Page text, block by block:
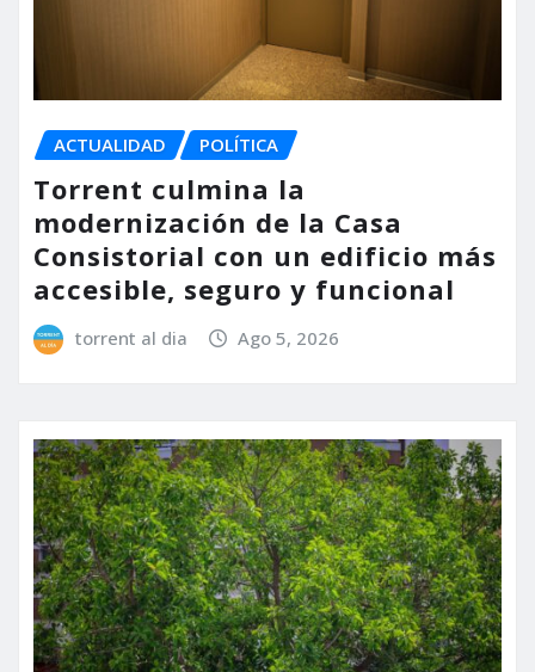
ACTUALIDAD POLÍTICA
Torrent culmina la
modernización de la Casa
Consistorial con un edificio más
accesible, seguro y funcional
torrent al dia Ago 5, 2026